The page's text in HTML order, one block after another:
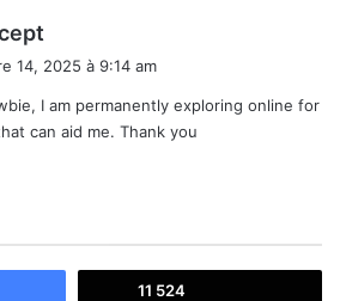
:
14, 2025 à 9:14 am
I am permanently exploring online for
can aid me. Thank you
11 524